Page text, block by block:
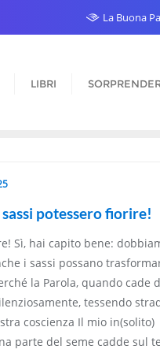
La Buona
LIBRI
sassi potessero fiorire!
Sì, hai capito bene:
i sassi possano
la Parola, quando cade
tessendo
coscienza Il mio in(solito)
parte del seme cadde sul